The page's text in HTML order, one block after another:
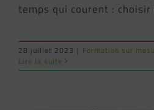
temps qui courent :
28 juillet 2023 | Formation sur
Lire la suite